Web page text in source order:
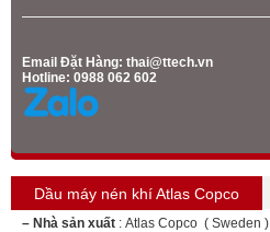
Email Đặt Hàng: thai@ttech.vn
Hotline: 0988 062 602
Dầu máy nén khí Atlas Copco
– Nhà sản xuất : Atlas Copco ( Sweden )